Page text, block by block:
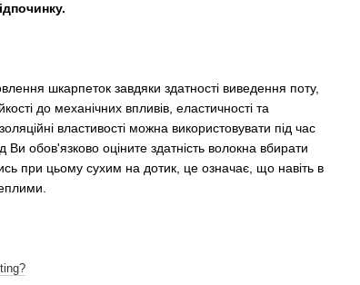
шкарпеток завдяки здатності виведення поту,
до механічних впливів, еластичності та
властивості можна використовувати під час
Ви обов'язково оціните здатність волокна вбирати
при цьому сухим на дотик, це означає, що навіть в